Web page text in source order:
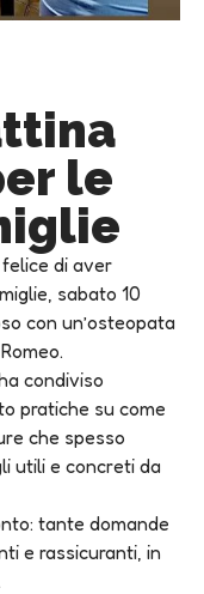
le
felice di aver
sabato 10
con un’osteopata
condiviso
pratiche su come
che spesso
utili e concreti da
tante domande
e rassicuranti, in